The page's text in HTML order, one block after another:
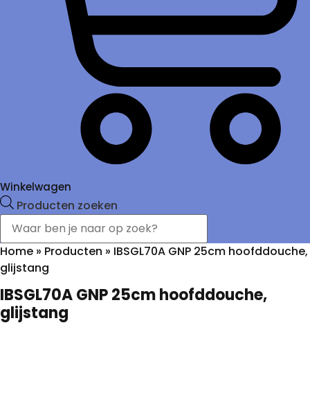
Winkelwagen
Producten zoeken
Home » Producten » IBSGL70A GNP 25cm hoofddouche,
glijstang
IBSGL70A GNP 25cm hoofddouche,
glijstang